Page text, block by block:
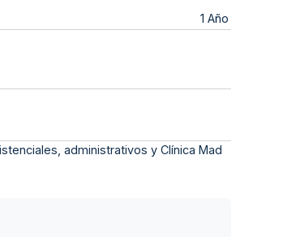
1 Año
administrativos y Clínica Mad